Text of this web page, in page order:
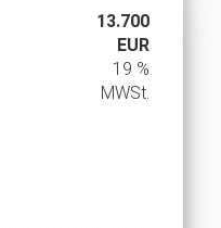
13.700
EUR
19 %
MWSt.